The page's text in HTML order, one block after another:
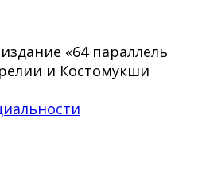
«64 параллель
и Костомукши